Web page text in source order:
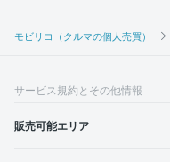
モビリコ（クルマの個人売買）
サービス規約とその他情報
販売可能エリア